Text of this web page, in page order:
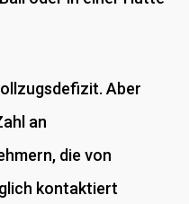
Aber
an
die von
kontaktiert